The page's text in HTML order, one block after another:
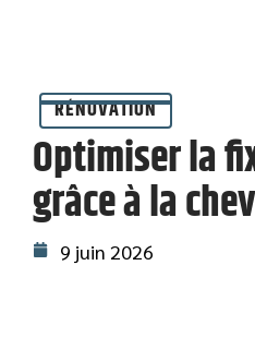
RÉNOVATION
Optimiser la
grâce à la
9 juin 2026